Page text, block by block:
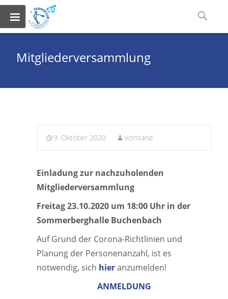
to
content
Suchen
Mitgliederversammlung
9. Oktober 2020 Vorstand
Einladung zur nachzuholenden
Mitgliederversammlung
Freitag 23.10.2020 um 18:00 Uhr in der
Sommerberghalle Buchenbach
Auf Grund der Corona-Richtlinien und
Planung der Personenanzahl, ist es
notwendig, sich hieranzumelden!
ANMELDUNG